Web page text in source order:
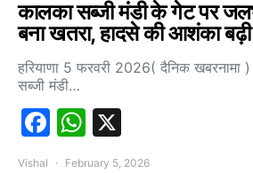
कालका सब्जी मंडी के गेट पर
बना खतरा, हादसे की आशंका बढ़ी
हरियाणा 5 फरवरी 2026( दैनिक खबरनामा
सब्जी मंडी…
Facebook
WhatsApp
Vishal February 5, 2026